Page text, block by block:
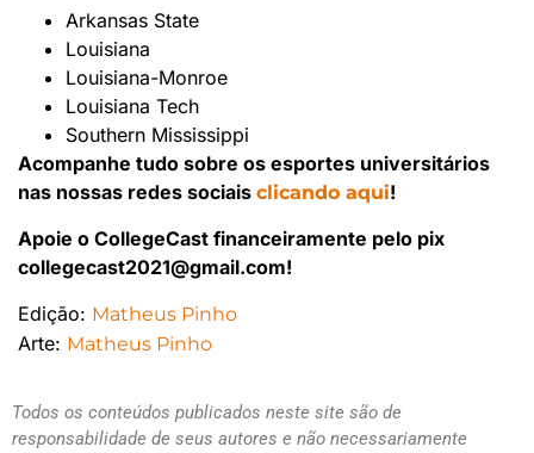
Arkansas State
Louisiana
Louisiana-Monroe
Louisiana Tech
Southern Mississippi
Acompanhe tudo sobre os esportes universitários
nas nossas redes sociais clicando aqui!
Apoie o CollegeCast financeiramente pelo pix
collegecast2021@gmail.com!
Edição: Matheus Pinho
Arte: Matheus Pinho
Todos os conteúdos publicados neste site são de
responsabilidade de seus autores e não necessariamente